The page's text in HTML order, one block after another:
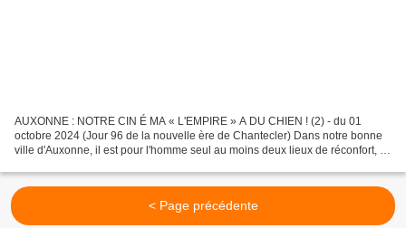
AUXONNE : NOTRE CIN É MA « L'EMPIRE » A DU CHIEN ! (2) - du 01
octobre 2024 (Jour 96 de la nouvelle ère de Chantecler) Dans notre bonne
ville d'Auxonne, il est pour l'homme seul au moins deux lieux de réconfort, le
< Page précédente